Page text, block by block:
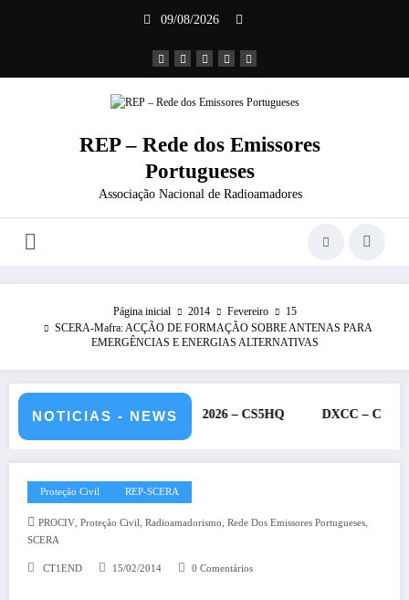
09/08/2026
REP – Rede dos Emissores
Portugueses
Associação Nacional de Radioamadores
Página inicial 2014 Fevereiro
15
SCERA-Mafra: ACÇÃO DE FORMAÇÃO SOBRE ANTENAS PARA
EMERGÊNCIAS E ENERGIAS ALTERNATIVAS
NOTICIAS - NEWS
– 11 e 12 de julho de 2026 – CS5HQ DXCC – Classificação
Proteção Civil REP-SCERA
PROCIV, Proteção Civil, Radioamadorismo, Rede Dos Emissores Portugueses,
SCERA
CT1END 15/02/2014 0 Comentários